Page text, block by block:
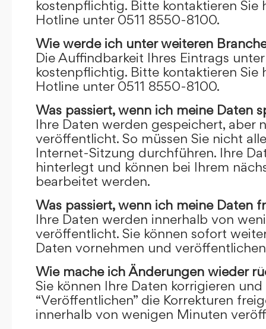
kostenpflichtig. Bitte kontaktieren Sie
Hotline unter 0511 8550-8100.
Wie werde ich unter weiteren
Die Auffindbarkeit Ihres Eintrags
kostenpflichtig. Bitte kontaktieren Sie
Hotline unter 0511 8550-8100.
Was passiert, wenn ich meine Daten
Ihre Daten werden gespeichert, aber
veröffentlicht. So müssen Sie nicht
Internet-Sitzung durchführen. Ihre
hinterlegt und können bei Ihrem
bearbeitet werden.
Was passiert, wenn ich meine Daten
Ihre Daten werden innerhalb von
veröffentlicht. Sie können sofort
Daten vornehmen und
Wie mache ich Änderungen wieder
Sie können Ihre Daten korrigieren
“Veröffentlichen” die Korrekturen
innerhalb von wenigen Minuten